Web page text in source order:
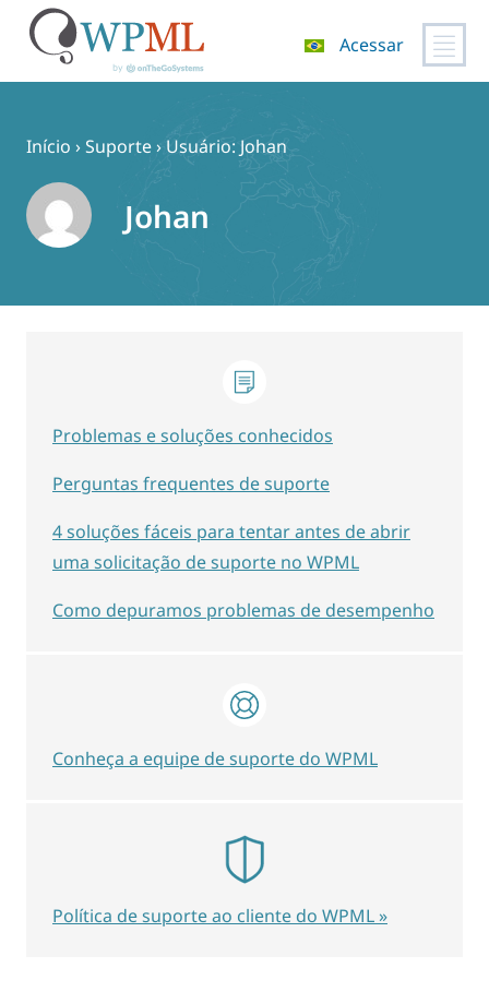
Acessar
Início ›Suporte› Usuário: Johan
Johan
Problemas e soluções conhecidos
Perguntas frequentes de suporte
4 soluções fáceis para tentar antes de abrir
uma solicitação de suporte no WPML
Como depuramos problemas de desempenho
Conheça a equipe de suporte do WPML
Política de suporte ao cliente do WPML »